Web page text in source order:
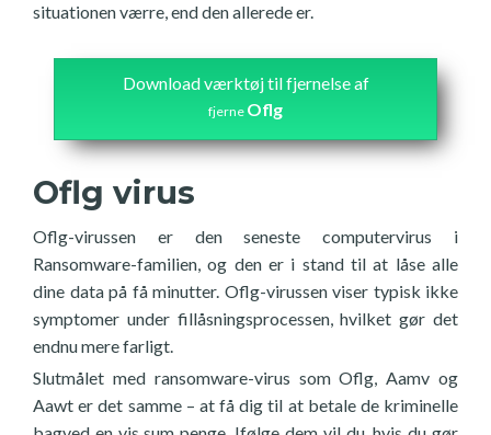
situationen værre, end den allerede er.
Download værktøj til fjernelse af
fjerne Oflg
Oflg virus
Oflg-virussen er den seneste computervirus i
Ransomware-familien, og den er i stand til at låse alle
dine data på få minutter. Oflg-virussen viser typisk ikke
symptomer under fillåsningsprocessen, hvilket gør det
endnu mere farligt.
Slutmålet med ransomware-virus som Oflg, Aamv og
Aawt er det samme – at få dig til at betale de kriminelle